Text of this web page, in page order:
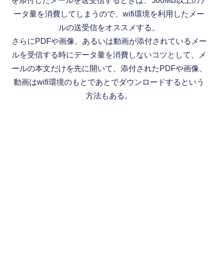
ータ量を消費してしまうので、wifi環境を利用したメー
ルの送受信をオススメする。
さらにPDFや画像、あるいは動画が添付されているメー
ルを受信する時にデータ量を消費しないコツとして、メ
ールの本文だけを先に開いて、添付されたPDFや画像、
動画はwifi環境のもとであとでダウンロードするという
方法もある。